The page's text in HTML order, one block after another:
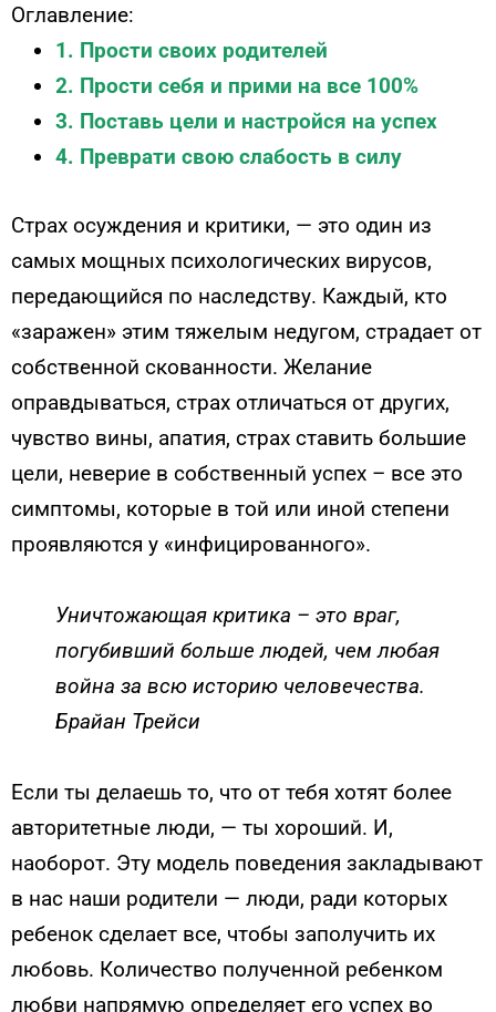
Оглавление:
1. Прости своих родителей
2. Прости себя и прими на все 100%
3. Поставь цели и настройся на успех
4. Преврати свою слабость в силу
Страх осуждения и критики, — это один из
самых мощных психологических вирусов,
передающийся по наследству. Каждый, кто
«заражен» этим тяжелым недугом, страдает от
собственной скованности. Желание
оправдываться, страх отличаться от других,
чувство вины, апатия, страх ставить большие
цели, неверие в собственный успех – все это
симптомы, которые в той или иной степени
проявляются у «инфицированного».
Уничтожающая критика – это враг,
погубивший больше людей, чем любая
война за всю историю человечества.
Брайан Трейси
Если ты делаешь то, что от тебя хотят более
авторитетные люди, — ты хороший. И,
наоборот. Эту модель поведения закладывают
в нас наши родители — люди, ради которых
ребенок сделает все, чтобы заполучить их
любовь. Количество полученной ребенком
любви напрямую определяет его успех во